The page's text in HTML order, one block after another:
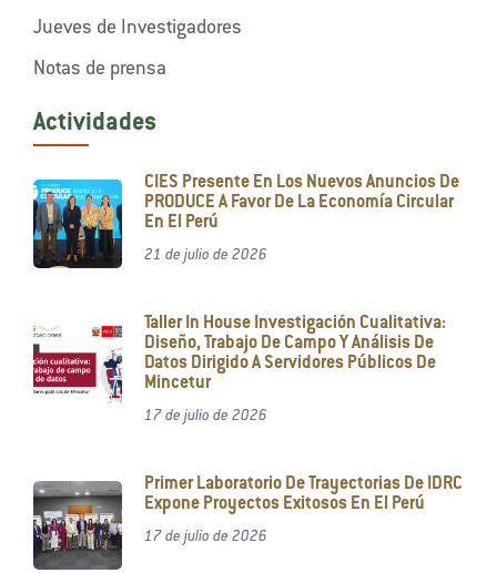
Jueves de Investigadores
Notas de prensa
Actividades
CIES Presente En Los Nuevos Anuncios De
PRODUCE A Favor De La Economía Circular
En El Perú
21 de julio de 2026
Taller In House Investigación Cualitativa:
Diseño, Trabajo De Campo Y Análisis De
Datos Dirigido A Servidores Públicos De
Mincetur
17 de julio de 2026
Primer Laboratorio De Trayectorias De IDRC
Expone Proyectos Exitosos En El Perú
17 de julio de 2026